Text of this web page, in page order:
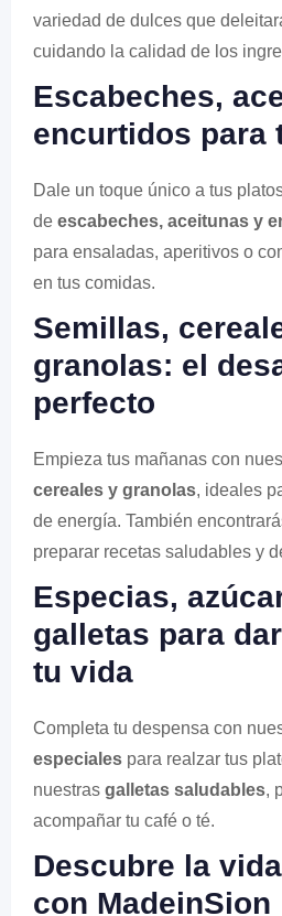
variedad de dulces que
cuidando la calidad de los
Escabeches,
encurtidos para
Dale un toque único a tus
de escabeches, aceitunas y
para ensaladas, aperitivos o
en tus comidas.
Semillas,
granolas: el
perfecto
Empieza tus mañanas con
cereales y granolas, ideales
de energía. También
preparar recetas saludables y
Especias,
galletas para
tu vida
Completa tu despensa con
especiales para realzar tus
nuestras galletas saludables,
acompañar tu café o té.
Descubre la
con MadeinSion